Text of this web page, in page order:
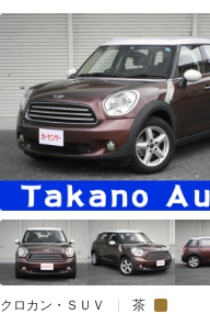
クロカン・ＳＵＶ 茶